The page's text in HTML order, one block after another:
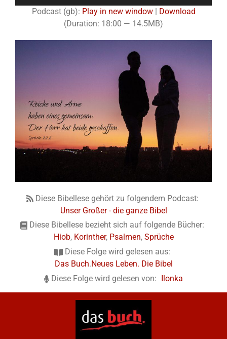
Podcast (gb): Play in new window|
Download
(Duration: 18:00 — 14.5MB)
Diese Bibellese gehört zu folgendem Podcast:
Unser Großer - die ganze Bibel
Diese Bibellese bezieht sich auf folgende Bücher:
Hiob, Korinther, Psalmen, Sprüche
Diese Folge wird gelesen aus:
Das Buch.Neues Leben. Die Bibel
Diese Folge wird gelesen von: Ilonka